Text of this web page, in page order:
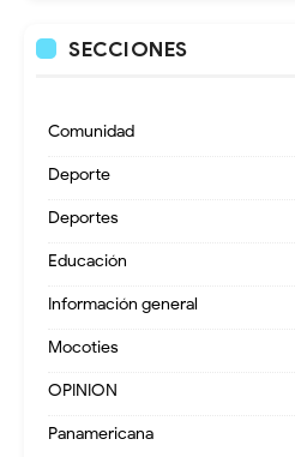
SECCIONES
Comunidad
Deporte
Deportes
Educación
Información general
Mocoties
OPINION
Panamericana